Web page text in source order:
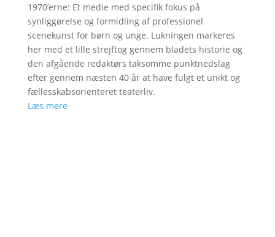
1970’erne: Et medie med specifik fokus på
synliggørelse og formidling af professionel
scenekunst for børn og unge. Lukningen markeres
her med et lille strejftog gennem bladets historie og
den afgående redaktørs taksomme punktnedslag
efter gennem næsten 40 år at have fulgt et unikt og
fællesskabsorienteret teaterliv.
Læs mere